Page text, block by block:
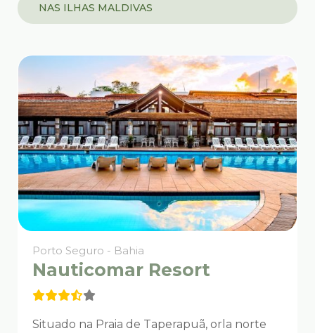
NAS ILHAS MALDIVAS
Porto Seguro - Bahia
Nauticomar Resort
Situado na Praia de Taperapuã, orla norte